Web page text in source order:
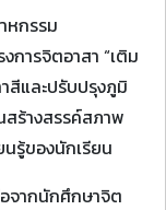
หกรรม
การจิตอาสา “เติม
สีและปรับปรุงภูมิ
ร้างสรรค์สภาพ
นรู้ของนักเรียน
จากนักศึกษาจิต